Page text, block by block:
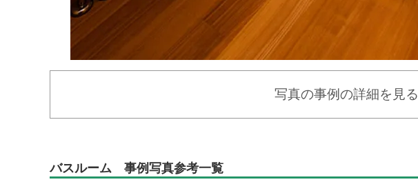
写真の事例の詳細を見る
バスルーム 事例写真参考一覧